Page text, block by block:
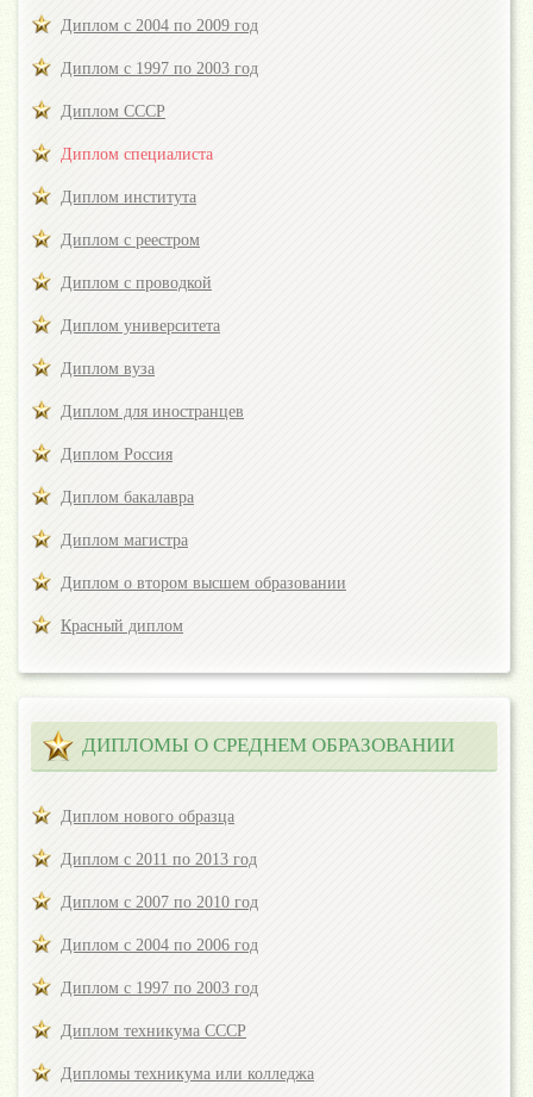
Диплом с 2004 по 2009 год
Диплом с 1997 по 2003 год
Диплом СССР
Диплом специалиста
Диплом института
Диплом с реестром
Диплом с проводкой
Диплом университета
Диплом вуза
Диплом для иностранцев
Диплом Россия
Диплом бакалавра
Диплом магистра
Диплом о втором высшем образовании
Красный диплом
ДИПЛОМЫ О СРЕДНЕМ ОБРАЗОВАНИИ
Диплом нового образца
Диплом с 2011 по 2013 год
Диплом с 2007 по 2010 год
Диплом с 2004 по 2006 год
Диплом с 1997 по 2003 год
Диплом техникума СССР
Дипломы техникума или колледжа